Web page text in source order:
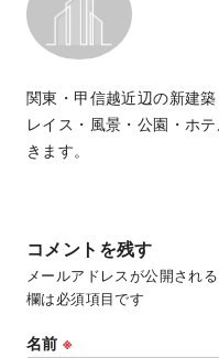
関東・甲信越近辺の新建
レイス・風景・公園・ホ
きます。
コメントを残す
メールアドレスが公開され
欄は必須項目です
名前※